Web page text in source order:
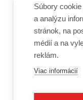
Súbory
a analýzu
stránok, na
médií a na
reklám.
Viac informácií